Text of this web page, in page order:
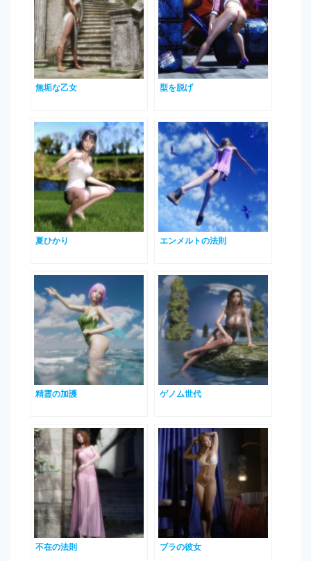
無垢な乙女 型を脱げ
夏ひかり エンメルトの法則
精霊の加護 ゲノム世代
不在の法則 ブラの彼女